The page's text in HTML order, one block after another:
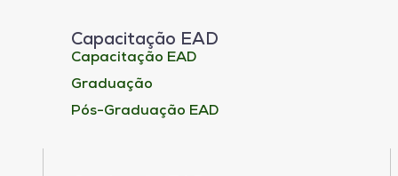
Capacitação EAD
Capacitação EAD
Graduação
Pós-Graduação EAD